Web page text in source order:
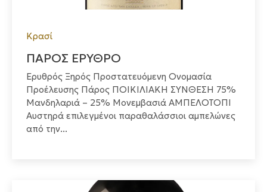
Κρασί
ΠΑΡΟΣ ΕΡΥΘΡΟ
Ερυθρός Ξηρός Προστατευόμενη Ονομασία
Προέλευσης Πάρος ΠΟΙΚΙΛΙΑΚΗ ΣΥΝΘΕΣΗ 75%
Μανδηλαριά – 25% Μονεμβασιά ΑΜΠΕΛΟΤΟΠΙ
Αυστηρά επιλεγμένοι παραθαλάσσιοι αμπελώνες
από την...